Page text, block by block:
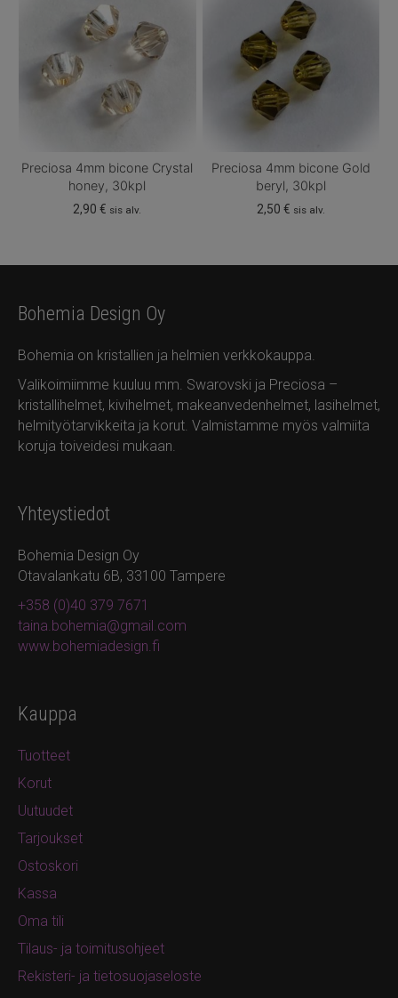
Preciosa 4mm bicone Crystal
honey, 30kpl
2,90€ sis alv.
Preciosa 4mm bicone Gold
beryl, 30kpl
2,50 € sis alv.
Bohemia Design Oy
Bohemia on kristallien ja helmien verkkokauppa.
Valikoimiimme kuuluu mm. Swarovski ja Preciosa –
kristallihelmet, kivihelmet, makeanvedenhelmet, lasihelmet,
helmityötarvikkeita ja korut. Valmistamme myös valmiita
koruja toiveidesi mukaan.
Yhteystiedot
Bohemia Design Oy
Otavalankatu 6B, 33100 Tampere
+358 (0)40 379 7671
taina.bohemia@gmail.com
www.bohemiadesign.fi
Kauppa
Tuotteet
Korut
Uutuudet
Tarjoukset
Ostoskori
Kassa
Oma tili
Tilaus- ja toimitusohjeet
Rekisteri- ja tietosuojaseloste